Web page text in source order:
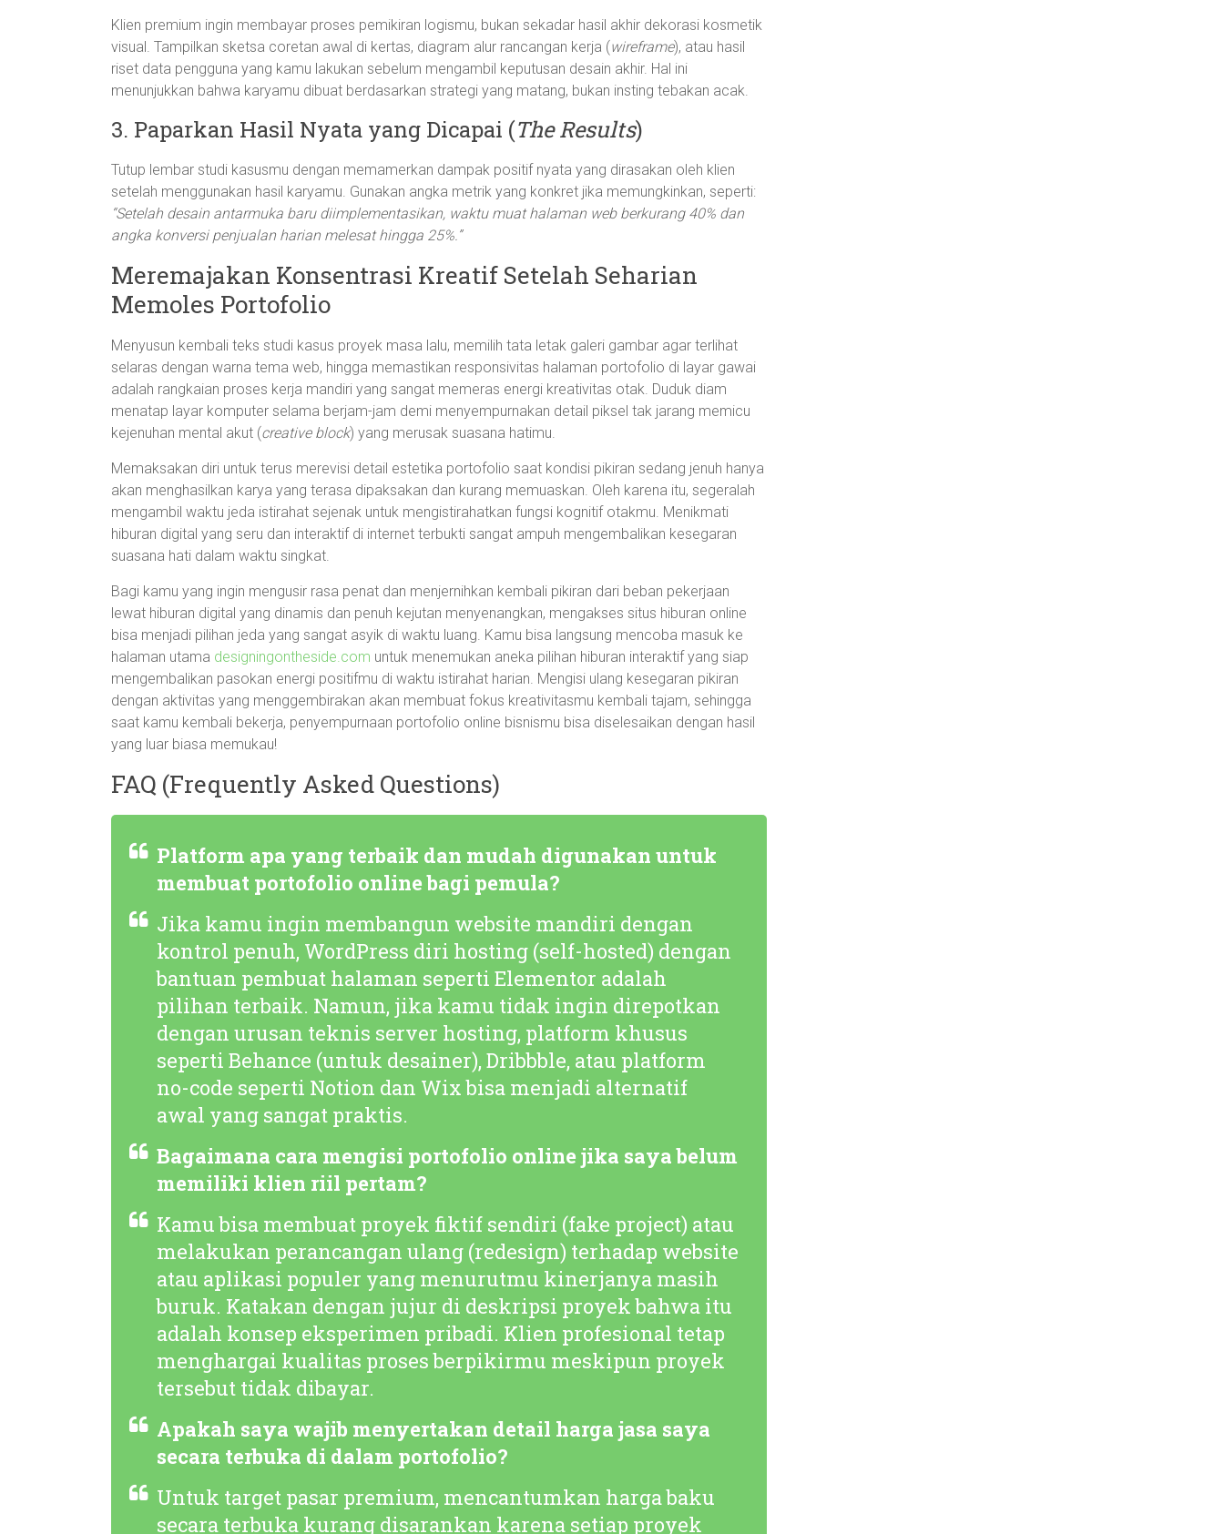
Klien premium ingin membayar proses pemikiran logismu, bukan sekadar hasil akhir dekorasi kosmetik
visual. Tampilkan sketsa coretan awal di kertas, diagram alur rancangan kerja (wireframe), atau hasil
riset data pengguna yang kamu lakukan sebelum mengambil keputusan desain akhir. Hal ini
menunjukkan bahwa karyamu dibuat berdasarkan strategi yang matang, bukan insting tebakan acak.
3. Paparkan Hasil Nyata yang Dicapai (The Results)
Tutup lembar studi kasusmu dengan memamerkan dampak positif nyata yang dirasakan oleh klien
setelah menggunakan hasil karyamu. Gunakan angka metrik yang konkret jika memungkinkan, seperti:
“Setelah desain antarmuka baru diimplementasikan, waktu muat halaman web berkurang 40% dan
angka konversi penjualan harian melesat hingga 25%.”
Meremajakan Konsentrasi Kreatif Setelah Seharian
Memoles Portofolio
Menyusun kembali teks studi kasus proyek masa lalu, memilih tata letak galeri gambar agar terlihat
selaras dengan warna tema web, hingga memastikan responsivitas halaman portofolio di layar gawai
adalah rangkaian proses kerja mandiri yang sangat memeras energi kreativitas otak. Duduk diam
menatap layar komputer selama berjam-jam demi menyempurnakan detail piksel tak jarang memicu
kejenuhan mental akut (creative block) yang merusak suasana hatimu.
Memaksakan diri untuk terus merevisi detail estetika portofolio saat kondisi pikiran sedang jenuh hanya
akan menghasilkan karya yang terasa dipaksakan dan kurang memuaskan. Oleh karena itu, segeralah
mengambil waktu jeda istirahat sejenak untuk mengistirahatkan fungsi kognitif otakmu. Menikmati
hiburan digital yang seru dan interaktif di internet terbukti sangat ampuh mengembalikan kesegaran
suasana hati dalam waktu singkat.
Bagi kamu yang ingin mengusir rasa penat dan menjernihkan kembali pikiran dari beban pekerjaan
lewat hiburan digital yang dinamis dan penuh kejutan menyenangkan, mengakses situs hiburan online
bisa menjadi pilihan jeda yang sangat asyik di waktu luang. Kamu bisa langsung mencoba masuk ke
halaman utama designingontheside.com untuk menemukan aneka pilihan hiburan interaktif yang siap
mengembalikan pasokan energi positifmu di waktu istirahat harian. Mengisi ulang kesegaran pikiran
dengan aktivitas yang menggembirakan akan membuat fokus kreativitasmu kembali tajam, sehingga
saat kamu kembali bekerja, penyempurnaan portofolio online bisnismu bisa diselesaikan dengan hasil
yang luar biasa memukau!
FAQ (Frequently Asked Questions)
Platform apa yang terbaik dan mudah digunakan untuk
membuat portofolio online bagi pemula?
Jika kamu ingin membangun website mandiri dengan
kontrol penuh, WordPress diri hosting (self-hosted) dengan
bantuan pembuat halaman seperti Elementor adalah
pilihan terbaik. Namun, jika kamu tidak ingin direpotkan
dengan urusan teknis server hosting, platform khusus
seperti Behance (untuk desainer), Dribbble, atau platform
no-code seperti Notion dan Wix bisa menjadi alternatif
awal yang sangat praktis.
Bagaimana cara mengisi portofolio online jika saya belum
memiliki klien riil pertam?
Kamu bisa membuat proyek fiktif sendiri (fake project) atau
melakukan perancangan ulang (redesign) terhadap website
atau aplikasi populer yang menurutmu kinerjanya masih
buruk. Katakan dengan jujur di deskripsi proyek bahwa itu
adalah konsep eksperimen pribadi. Klien profesional tetap
menghargai kualitas proses berpikirmu meskipun proyek
tersebut tidak dibayar.
Apakah saya wajib menyertakan detail harga jasa saya
secara terbuka di dalam portofolio?
Untuk target pasar premium, mencantumkan harga baku
secara terbuka kurang disarankan karena setiap proyek